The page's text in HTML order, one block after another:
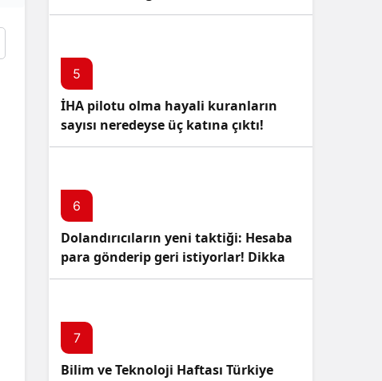
5
İHA pilotu olma hayali kuranların
sayısı neredeyse üç katına çıktı!
6
Dolandırıcıların yeni taktiği: Hesaba
para gönderip geri istiyorlar! Dikkat
Edin!
7
Bilim ve Teknoloji Haftası Türkiye